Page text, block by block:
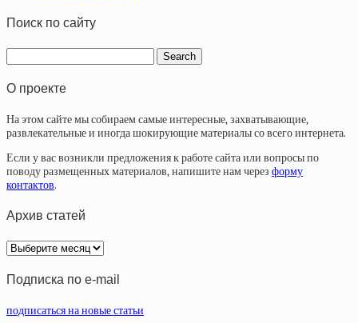
Поиск по сайту
О проекте
На этом сайте мы собираем самые интересные, захватывающие,
развлекательные и иногда шокирующие материалы со всего интернета.
Если у вас возникли предложения к работе сайта или вопросы по
поводу размещенных материалов, напишите нам через форму
контактов.
Архив статей
Архив
статей
Подписка по e-mail
подписаться на новые статьи